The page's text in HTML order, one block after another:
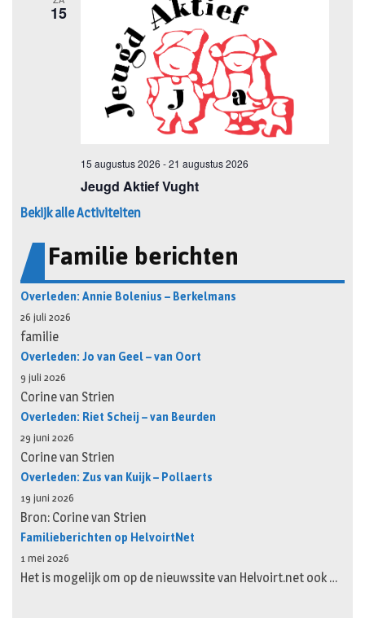
Bekijk alle Activiteiten
Familie berichten
Overleden: Annie Bolenius – Berkelmans
26 juli 2026
familie
Overleden: Jo van Geel – van Oort
9 juli 2026
Corine van Strien
Overleden: Riet Scheij – van Beurden
29 juni 2026
Corine van Strien
Overleden: Zus van Kuijk – Pollaerts
19 juni 2026
Bron: Corine van Strien
Familieberichten op HelvoirtNet
1 mei 2026
Het is mogelijk om op de nieuwssite van Helvoirt.net ook …